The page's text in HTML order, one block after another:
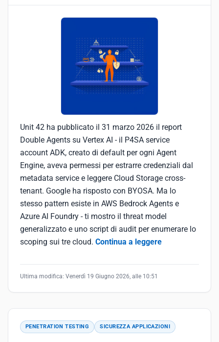
Unit 42 ha pubblicato il 31 marzo 2026 il report
Double Agents su Vertex AI - il P4SA service
account ADK, creato di default per ogni Agent
Engine, aveva permessi per estrarre credenziali dal
metadata service e leggere Cloud Storage cross-
tenant. Google ha risposto con BYOSA. Ma lo
stesso pattern esiste in AWS Bedrock Agents e
Azure AI Foundry - ti mostro il threat model
generalizzato e uno script di audit per enumerare lo
scoping sui tre cloud. Continua a leggere
Ultima modifica: Venerdì 19 Giugno 2026, alle 10:51
PENETRATION TESTING SICUREZZA APPLICAZIONI